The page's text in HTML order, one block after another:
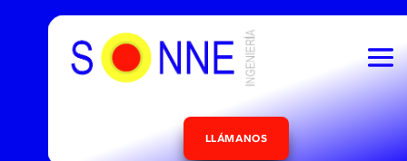
LLÁMANOS